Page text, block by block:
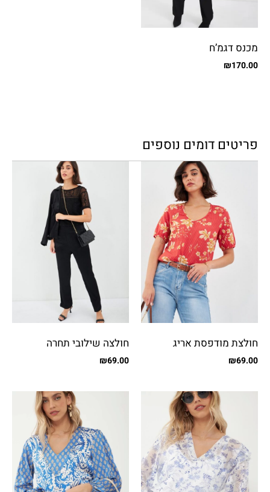
מכנס דגמ’ח
₪170.00
פריטים דומים נוספים
חולצת מודפסת אריג
₪69.00
חולצה שילובי תחרה
₪69.00